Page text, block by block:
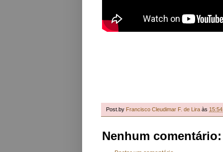
Post.by Francisco Cleudimar F. de Lira às 15:54
Nenhum comentário: